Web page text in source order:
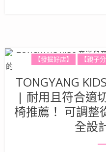
【發掘好店】 【親子
TONGYANG
| 耐用且符合適
椅推薦！ 可調整
全設